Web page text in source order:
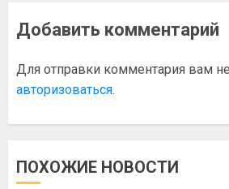
Добавить комментарий
Для отправки комментария вам
авторизоваться.
ПОХОЖИЕ НОВОСТИ